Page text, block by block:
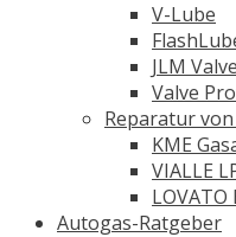
V-Lube
JLM
Valve
Reparatur
KME
VIALLE
LOVATO
Autogas-Ratgeber